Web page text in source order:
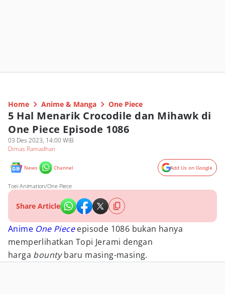
Home Anime & Manga One Piece
5 Hal Menarik Crocodile dan Mihawk di
One Piece Episode 1086
03 Des 2023, 14:00 WIB
Dimas Ramadhan
News Channel Add Us on Google
Toei Animation/One Piece
Share Article
Anime One Piece episode 1086 bukan hanya
memperlihatkan Topi Jerami dengan
harga bountybaru masing-masing.